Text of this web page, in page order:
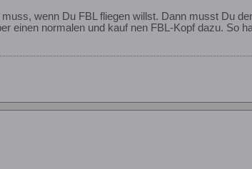
wenn Du FBL fliegen willst. Dann musst Du
einen normalen und kauf nen FBL-Kopf dazu. So